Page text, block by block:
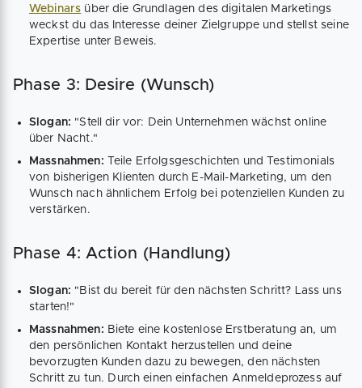
Webinars über die Grundlagen des digitalen Marketings
weckst du das Interesse deiner Zielgruppe und stellst seine
Expertise unter Beweis.
Phase 3: Desire (Wunsch)
Slogan: "Stell dir vor: Dein Unternehmen wächst online
über Nacht."
Massnahmen: Teile Erfolgsgeschichten und Testimonials
von bisherigen Klienten durch E-Mail-Marketing, um den
Wunsch nach ähnlichem Erfolg bei potenziellen Kunden zu
verstärken.
Phase 4: Action (Handlung)
Slogan: "Bist du bereit für den nächsten Schritt? Lass uns
starten!"
Massnahmen: Biete eine kostenlose Erstberatung an, um
den persönlichen Kontakt herzustellen und deine
bevorzugten Kunden dazu zu bewegen, den nächsten
Schritt zu tun. Durch einen einfachen Anmeldeprozess auf